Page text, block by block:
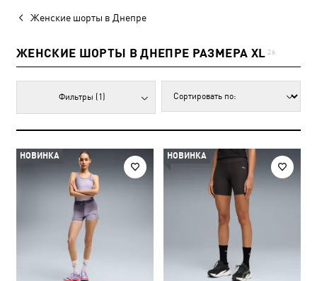
Женские шорты в Днепре
ЖЕНСКИЕ ШОРТЫ В ДНЕПРЕ РАЗМЕРА XL 26
Фильтры (1)
НОВИНКА НОВИНКА